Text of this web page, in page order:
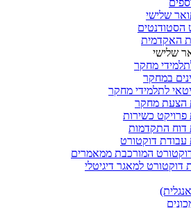
שלישי
הסטודנטים
האקדמית
שלישי
מחקר
במחקר
לתלמידי מחקר
הצעת מחקר
פרויקט כשירות
דוח התקדמות
עבודת דוקטורט
המורכבת ממאמרים
דוקטורט למאגר דיגיטלי